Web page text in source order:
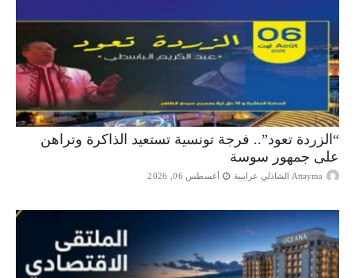
“الزردة تعود”.. فرجة تونسية تستعيد الذاكرة وتراهن
على جمهور سوسة
Attayma الشاذلي عرايبية أغسطس 06, 2026